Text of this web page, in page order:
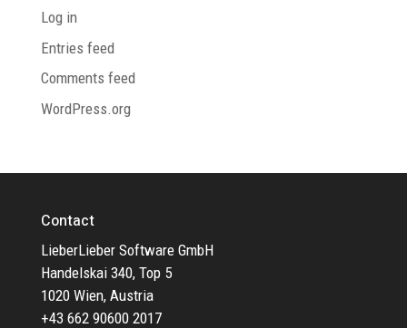
Log in
Entries feed
Comments feed
WordPress.org
Contact
LieberLieber Software GmbH
Handelskai 340, Top 5
1020 Wien, Austria
+43 662 90600 2017